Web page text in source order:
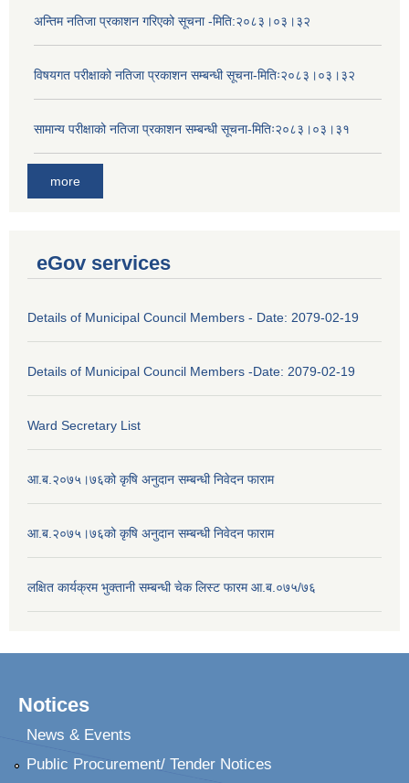
अन्तिम नतिजा प्रकाशन गरिएको सूचना -मिति:२०८३।०३।३२
विषयगत परीक्षाको नतिजा प्रकाशन सम्बन्धी सूचना-मितिः२०८३।०३।३२
सामान्य परीक्षाको नतिजा प्रकाशन सम्बन्धी सूचना-मितिः२०८३।०३।३१
more
eGov services
Details of Municipal Council Members - Date: 2079-02-19
Details of Municipal Council Members -Date: 2079-02-19
Ward Secretary List
आ.ब.२०७५।७६को कृषि अनुदान सम्बन्धी निवेदन फाराम
आ.ब.२०७५।७६को कृषि अनुदान सम्बन्धी निवेदन फाराम
लक्षित कार्यक्रम भुक्तानी सम्बन्धी चेक लिस्ट फारम आ.ब.०७५/७६
Notices
News & Events
Public Procurement/ Tender Notices